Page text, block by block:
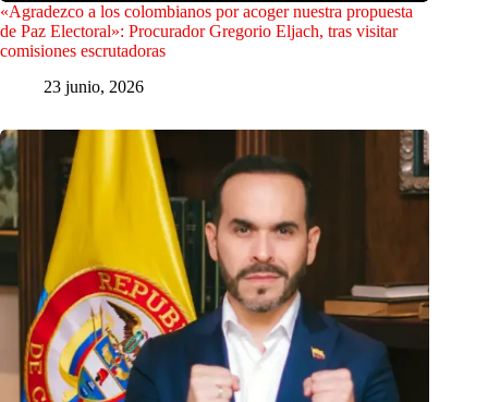
«Agradezco a los colombianos por acoger nuestra propuesta
de Paz Electoral»: Procurador Gregorio Eljach, tras visitar
comisiones escrutadoras
23 junio, 2026